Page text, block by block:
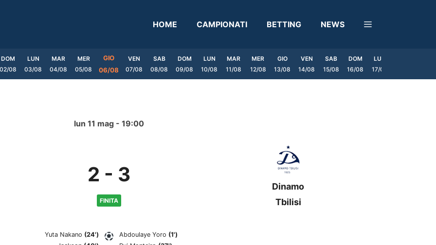
HOME CAMPIONATI BETTING NEWS
DOM
02/08
LUN
03/08
MAR
04/08
MER
05/08
GIO
06/08
VEN
07/08
SAB
08/08
DOM
09/08
LUN
10/08
MAR
11/08
MER
12/08
GIO
13/08
VEN
14/08
SAB
15/08
DOM
16/08
LUN
17/08
lun 11 mag - 19:00
2 - 3
FINITA
Dinamo
Tbilisi
Yuta Nakano (24')
Abdoulaye Yoro (1')